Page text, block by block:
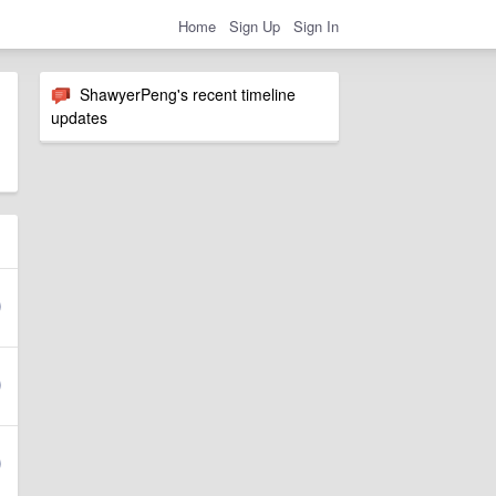
Home Sign Up Sign In
ShawyerPeng's recent timeline
updates